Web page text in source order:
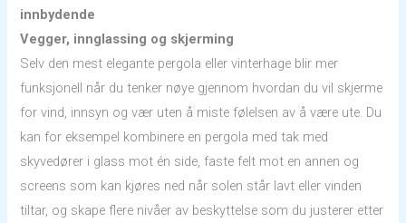
innbydende
Vegger, innglassing og skjerming
Selv den mest elegante pergola eller vinterhage blir mer
funksjonell når du tenker nøye gjennom hvordan du vil skjerme
for vind, innsyn og vær uten å miste følelsen av å være ute. Du
kan for eksempel kombinere en pergola med tak med
skyvedører i glass mot én side, faste felt mot en annen og
screens som kan kjøres ned når solen står lavt eller vinden
tiltar, og skape flere nivåer av beskyttelse som du justerer etter